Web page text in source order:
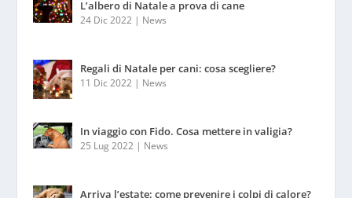
L’albero di Natale a prova di cane
24 Dic 2022 | News
Regali di Natale per cani: cosa scegliere?
11 Dic 2022 | News
In viaggio con Fido. Cosa mettere in valigia?
25 Lug 2022 | News
Arriva l’estate: come prevenire i colpi di calore?